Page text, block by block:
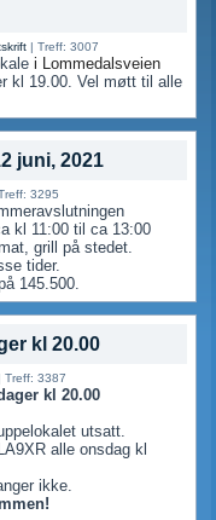
|Treff: 3007
i Lommedalsveien
kl 19.00. Vel møtt til alle
juni, 2021
3295
kl 11:00 til ca 13:00
grill på stedet.
tider.
145.500.
kl 20.00
|Treff: 3387
kl 20.00
utsatt.
alle onsdag kl
ikke.